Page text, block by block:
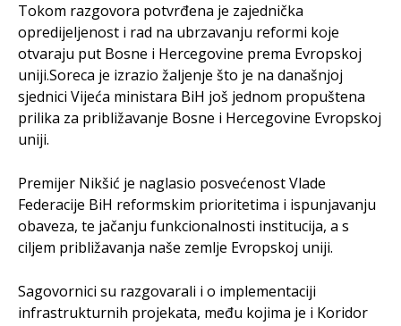
Tokom razgovora potvrđena je zajednička
opredijeljenost i rad na ubrzavanju reformi koje
otvaraju put Bosne i Hercegovine prema Evropskoj
uniji.Soreca je izrazio žaljenje što je na današnjoj
sjednici Vijeća ministara BiH još jednom propuštena
prilika za približavanje Bosne i Hercegovine Evropskoj
uniji.
Premijer Nikšić je naglasio posvećenost Vlade
Federacije BiH reformskim prioritetima i ispunjavanju
obaveza, te jačanju funkcionalnosti institucija, a s
ciljem približavanja naše zemlje Evropskoj uniji.
Sagovornici su razgovarali i o implementaciji
infrastrukturnih projekata, među kojima je i Koridor